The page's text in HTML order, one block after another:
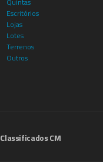
Quintas
Escritórios
Lojas
Lotes
Terrenos
Outros
Classificados CM